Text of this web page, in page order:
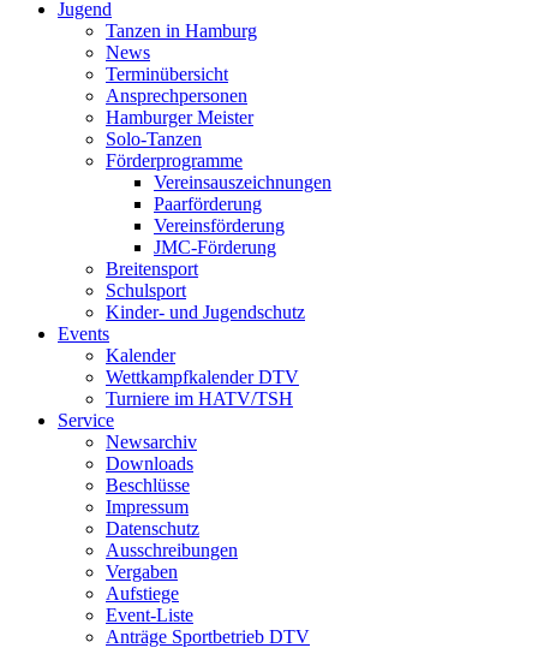
Jugend
Tanzen in Hamburg
News
Terminübersicht
Ansprechpersonen
Hamburger Meister
Solo-Tanzen
Förderprogramme
Vereinsauszeichnungen
Paarförderung
Vereinsförderung
JMC-Förderung
Breitensport
Schulsport
Kinder- und Jugendschutz
Events
Kalender
Wettkampfkalender DTV
Turniere im HATV/TSH
Service
Newsarchiv
Downloads
Beschlüsse
Impressum
Datenschutz
Ausschreibungen
Vergaben
Aufstiege
Event-Liste
Anträge Sportbetrieb DTV